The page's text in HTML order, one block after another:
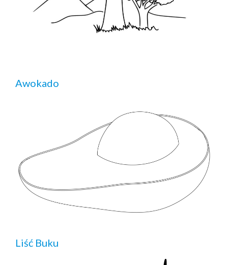
Awokado
Liść Buku